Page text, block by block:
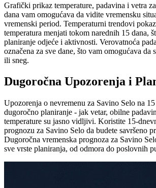
Grafički prikaz temperature, padavina i vetra
dana vam omogućava da vidite vremensku
vremenski period. Temperaturni trendovi
temperatura menjati tokom narednih 15 dana,
planiranje odjeće i aktivnosti. Verovatnoća
označena za sve dane, što vam omogućava da
ili sneg.
Dugoročna Upozorenja i
Upozorenja o nevremenu za Savino Selo na 15
dugoročno planiranje - jak vetar, obilne
temperature su jasno vidljivi. Koristite 15-
prognozu za Savino Selo da budete savršeno
Dugoročna vremenska prognoza za Savino
sve vrste planiranja, od odmora do poslovnih